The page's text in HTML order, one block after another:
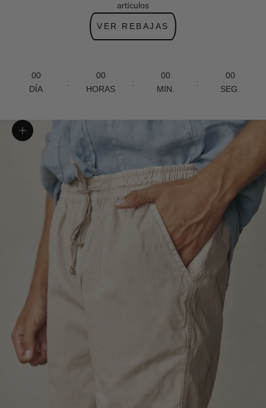
artículos
VER REBAJAS
00
DÍA
:
00
HORAS
:
00
MIN.
:
00
SEG.
Zoom